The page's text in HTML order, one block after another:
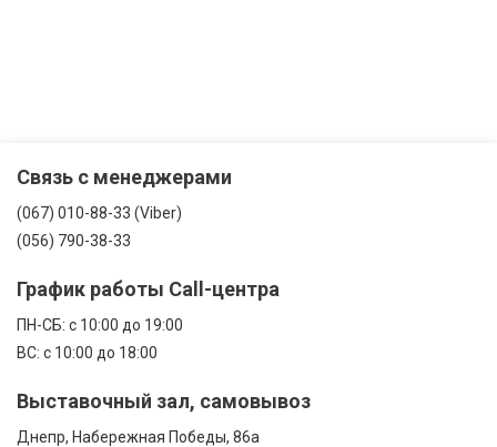
Связь с менеджерами
(067) 010-88-33 (Viber)
(056) 790-38-33
График работы Call-центра
ПН-CБ: с 10:00 до 19:00
ВС: с 10:00 до 18:00
Выставочный зал, самовывоз
Днепр, Набережная Победы, 86а